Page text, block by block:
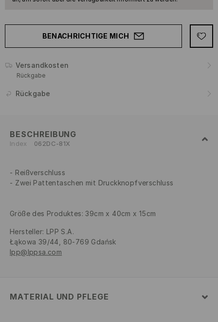
BENACHRICHTIGE MICH
Versandkosten
Rückgabe
Rückgabe
BESCHREIBUNG
Index 062DC-81X
Reißverschluss
Zwei Pattentaschen mit Druckknopfverschluss
Größe des Produktes: 39cm x 40cm x 15cm
Hersteller: LPP S.A.
Łąkowa 39/44, 80-769 Gdańsk
lpp@lppsa.com
MATERIAL UND PFLEGE